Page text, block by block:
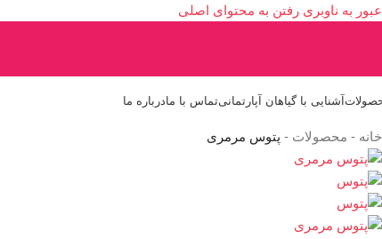
عبور به ناوبری رفتن به محتوای اصلی
آشنایی با گیاهان آپارتمانیتماس با مادرباره ما
خانه - محصولات - پتوس مرمری